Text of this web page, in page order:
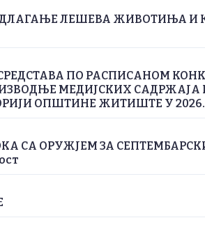
ЛЕШЕВА ЖИВОТИЊА И
ПО РАСПИСАНОМ
МЕДИЈСКИХ САДРЖАЈА
ОПШТИНЕ ЖИТИШТЕ У
СА ОРУЖЈЕМ ЗА